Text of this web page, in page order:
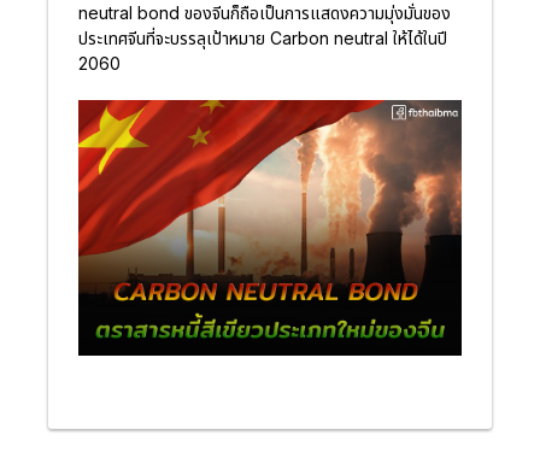
neutral bond ของจีนก็ถือเป็นการแสดงความมุ่งมั่นของ
ประเทศจีนที่จะบรรลุเป้าหมาย Carbon neutral ให้ได้ในปี
2060